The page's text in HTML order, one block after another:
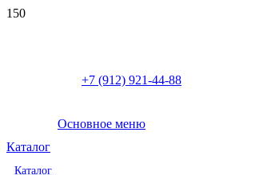
+7 (912) 921-44-88
Основное меню
Каталог
Каталог